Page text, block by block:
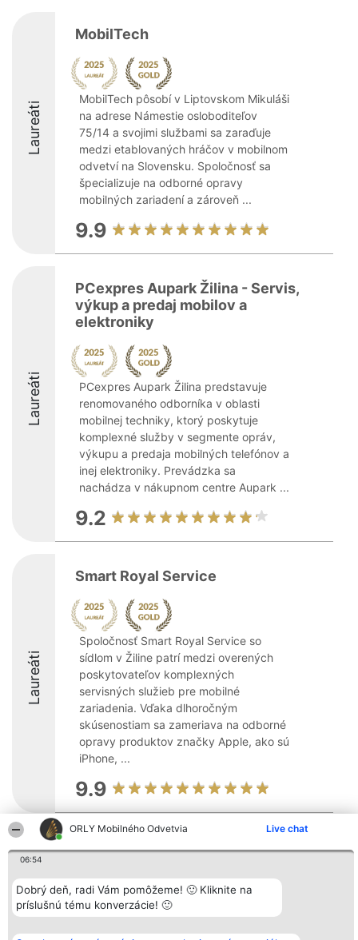
ORLY Mobilného Odvetvia Live chat
06:54
Dobrý deň, radi Vám pomôžeme! 🙂 Kliknite na
príslušnú tému konverzácie! 🙂
Laureáti
MobilTech
MobilTech pôsobí v Liptovskom Mikuláši
na adrese Námestie osloboditeľov
75/14 a svojimi službami sa zaraďuje
medzi etablovaných hráčov v mobilnom
odvetví na Slovensku. Spoločnosť sa
špecializuje na odborné opravy
mobilných zariadení a zároveň ...
9.9
Laureáti
PCexpres Aupark Žilina - Servis,
výkup a predaj mobilov a
elektroniky
PCexpres Aupark Žilina predstavuje
renomovaného odborníka v oblasti
mobilnej techniky, ktorý poskytuje
komplexné služby v segmente opráv,
výkupu a predaja mobilných telefónov a
inej elektroniky. Prevádzka sa
nachádza v nákupnom centre Aupark ...
9.2
Laureáti
Smart Royal Service
Spoločnosť Smart Royal Service so
sídlom v Žiline patrí medzi overených
poskytovateľov komplexných
servisných služieb pre mobilné
zariadenia. Vďaka dlhoročným
skúsenostiam sa zameriava na odborné
opravy produktov značky Apple, ako sú
iPhone, ...
9.9
Organizátor hodnotenia
Bright Side Solutions sp. z o.
ul. Ruska 22
Wrocław 50-079
KRS 0000749100 | Regon
381313360 | NIP 8943132676
Laureáti
wszystkich
Laureatów
Podmienky
Obchodné
Kontakt